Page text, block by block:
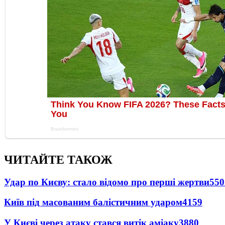
ЧИТАЙТЕ ТАКОЖ
Удар по Києву: стало відомо про перші жертви
Київ під масованим балістичним ударом4159
У Києві через атаку стався витік аміаку3880